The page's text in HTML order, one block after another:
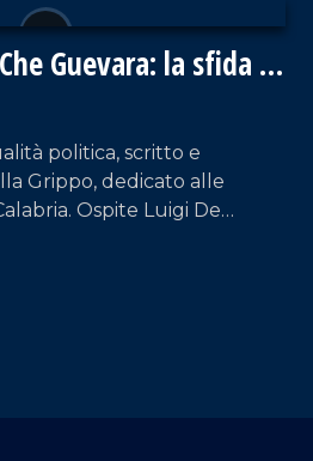
Guevara: la sfida di
politica, scritto e
Grippo, dedicato alle
Ospite Luigi De